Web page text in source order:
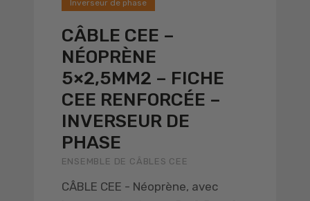
Inverseur de phase
CÂBLE CEE –
NÉOPRÈNE
5×2,5MM2 – FICHE
CEE RENFORCÉE –
INVERSEUR DE
PHASE
ENSEMBLE DE CÂBLES CEE
CÂBLE CEE - Néoprène, avec